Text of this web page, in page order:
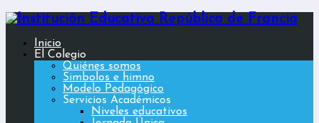
Inicio
El Colegio
Quiénes somos
Simbolos e himno
Modelo Pedagógico
Servicios Académicos
Niveles educativos